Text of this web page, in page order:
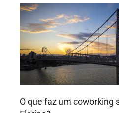
O que faz um coworking